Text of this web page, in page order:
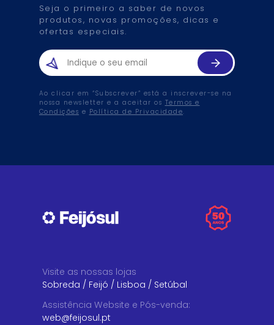
Seja o primeiro a saber de novos
produtos, novas promoções, dicas e
ofertas especiais.
Ao clicar em “Subscrever” está a inscrever-se na
nossa newsletter e a aceitar os Termos e
Condições e Política de Privacidade.
Visite as nossas lojas
Sobreda / Feijó / Lisboa / Setúbal
Assistência Website e Pós-venda:
web@feijosul.pt